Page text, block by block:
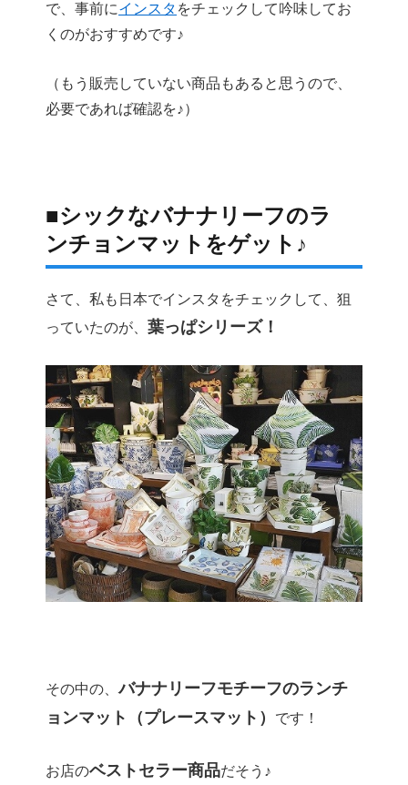
で、事前にインスタ をチェックして吟味してお
くのがおすすめです♪
（もう販売していない商品もあると思うので、
必要であれば確認を♪）
■シックなバナナリーフのラ
ンチョンマットをゲット♪
さて、私も日本でインスタをチェックして、狙
っていたのが、 葉っぱシリーズ！
その中の、バナナリーフモチーフのランチ
ョンマット（プレースマット）
です！
お店のベストセラー商品だそう♪